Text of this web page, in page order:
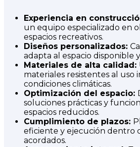
Experiencia en
un equipo especializado en
espacios recreativos.
Diseños personalizados:
adapta al espacio disponible
Materiales de alta calidad:
materiales resistentes al uso
condiciones climáticas.
Optimización del espacio:
soluciones prácticas y
espacios reducidos.
Cumplimiento de plazos:
eficiente y ejecución dentro
acordados.